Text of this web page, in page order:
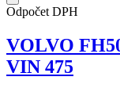
Odpočet DPH
VOLVO
VIN 475